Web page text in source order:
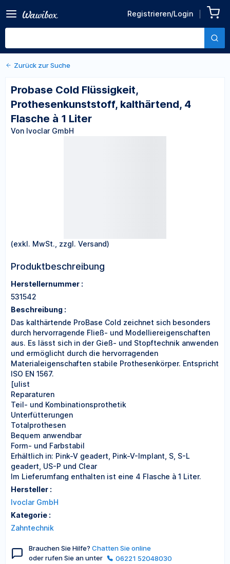
Registrieren/Login
Prothesenkunststoff,
kalthärtend, 4 Flasche à 1
Von Ivoclar GmbH
Zurück zu den Produktdetails
Zurück zur Suche
Probase Cold Flüssigkeit,
Prothesenkunststoff, kalthärtend, 4
Flasche à 1 Liter
Von Ivoclar GmbH
(exkl. MwSt., zzgl. Versand)
Produktbeschreibung
Herstellernummer :
531542
Beschreibung :
Das kalthärtende ProBase Cold zeichnet sich besonders
durch hervorragende Fließ- und Modelliereigenschaften
aus. Es lässt sich in der Gieß- und Stopftechnik anwenden
und ermöglicht durch die hervorragenden
Materialeigenschaften stabile Prothesenkörper. Entspricht
ISO EN 1567.
[ulist
Reparaturen
Teil- und Kombinationsprothetik
Unterfütterungen
Totalprothesen
Bequem anwendbar
Form- und Farbstabil
Erhältlich in: Pink-V geadert, Pink-V-Implant, S, S-L
geadert, US-P und Clear
Im Lieferumfang enthalten ist eine 4 Flasche à 1 Liter.
Hersteller :
Ivoclar GmbH
Kategorie :
Zahntechnik
Brauchen Sie Hilfe? Chatten Sie online
oder rufen Sie an unter
06221 52048030